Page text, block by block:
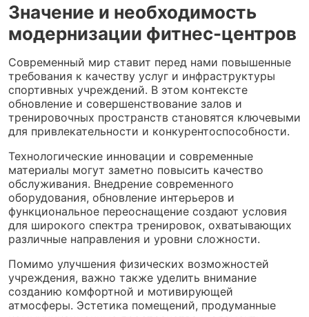
Значение и необходимость
модернизации фитнес-центров
Современный мир ставит перед нами повышенные
требования к качеству услуг и инфраструктуры
спортивных учреждений. В этом контексте
обновление и совершенствование залов и
тренировочных пространств становятся ключевыми
для привлекательности и конкурентоспособности.
Технологические инновации и современные
материалы могут заметно повысить качество
обслуживания. Внедрение современного
оборудования, обновление интерьеров и
функциональное переоснащение создают условия
для широкого спектра тренировок, охватывающих
различные направления и уровни сложности.
Помимо улучшения физических возможностей
учреждения, важно также уделить внимание
созданию комфортной и мотивирующей
атмосферы. Эстетика помещений, продуманные